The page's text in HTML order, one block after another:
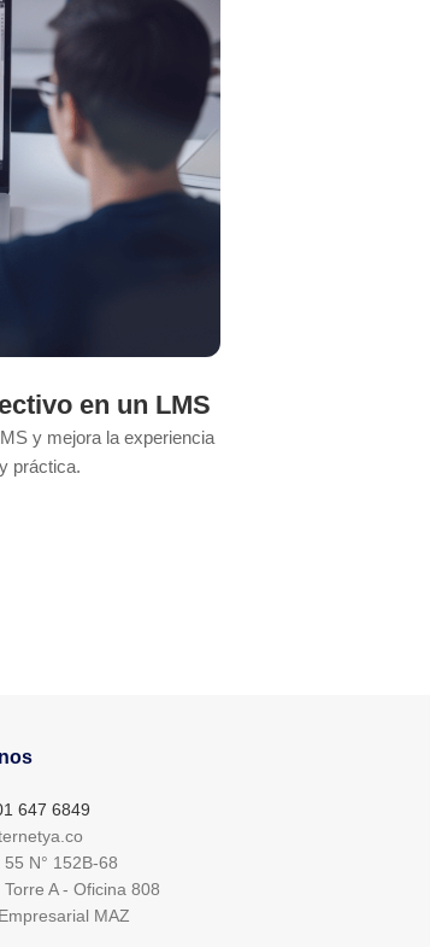
en un LMS
y mejora la experiencia
práctica.
647 6849
N° 152B-68
Torre A - Oficina 808
MAZ